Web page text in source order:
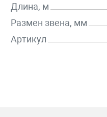
Длина, м
Размен звена, мм
Артикул